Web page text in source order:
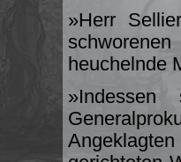
»Herr
heuchelnde